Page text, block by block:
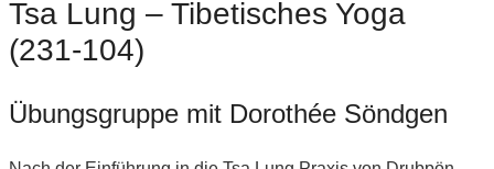
Tsa Lung – Tibetisches Yoga
(231-104)
Übungsgruppe mit Dorothée Söndgen